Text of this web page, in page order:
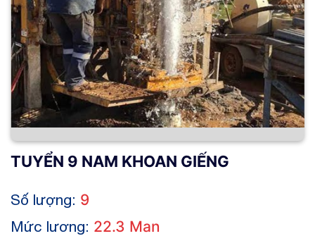
TUYỂN 9 NAM KHOAN GIẾNG
Số lượng: 9
Mức lương: 22.3 Man